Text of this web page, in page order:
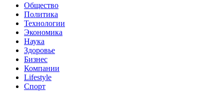
Общество
Политика
Технологии
Экономика
Наука
Здоровье
Бизнес
Компании
Lifestyle
Спорт